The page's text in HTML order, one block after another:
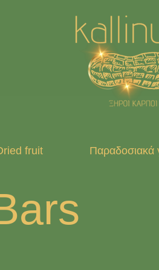
fruit Παραδοσιακά